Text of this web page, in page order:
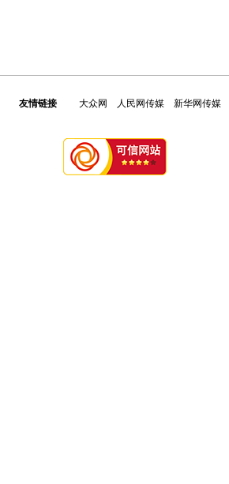
友情链接 大众网 人民网传媒 新华网传媒